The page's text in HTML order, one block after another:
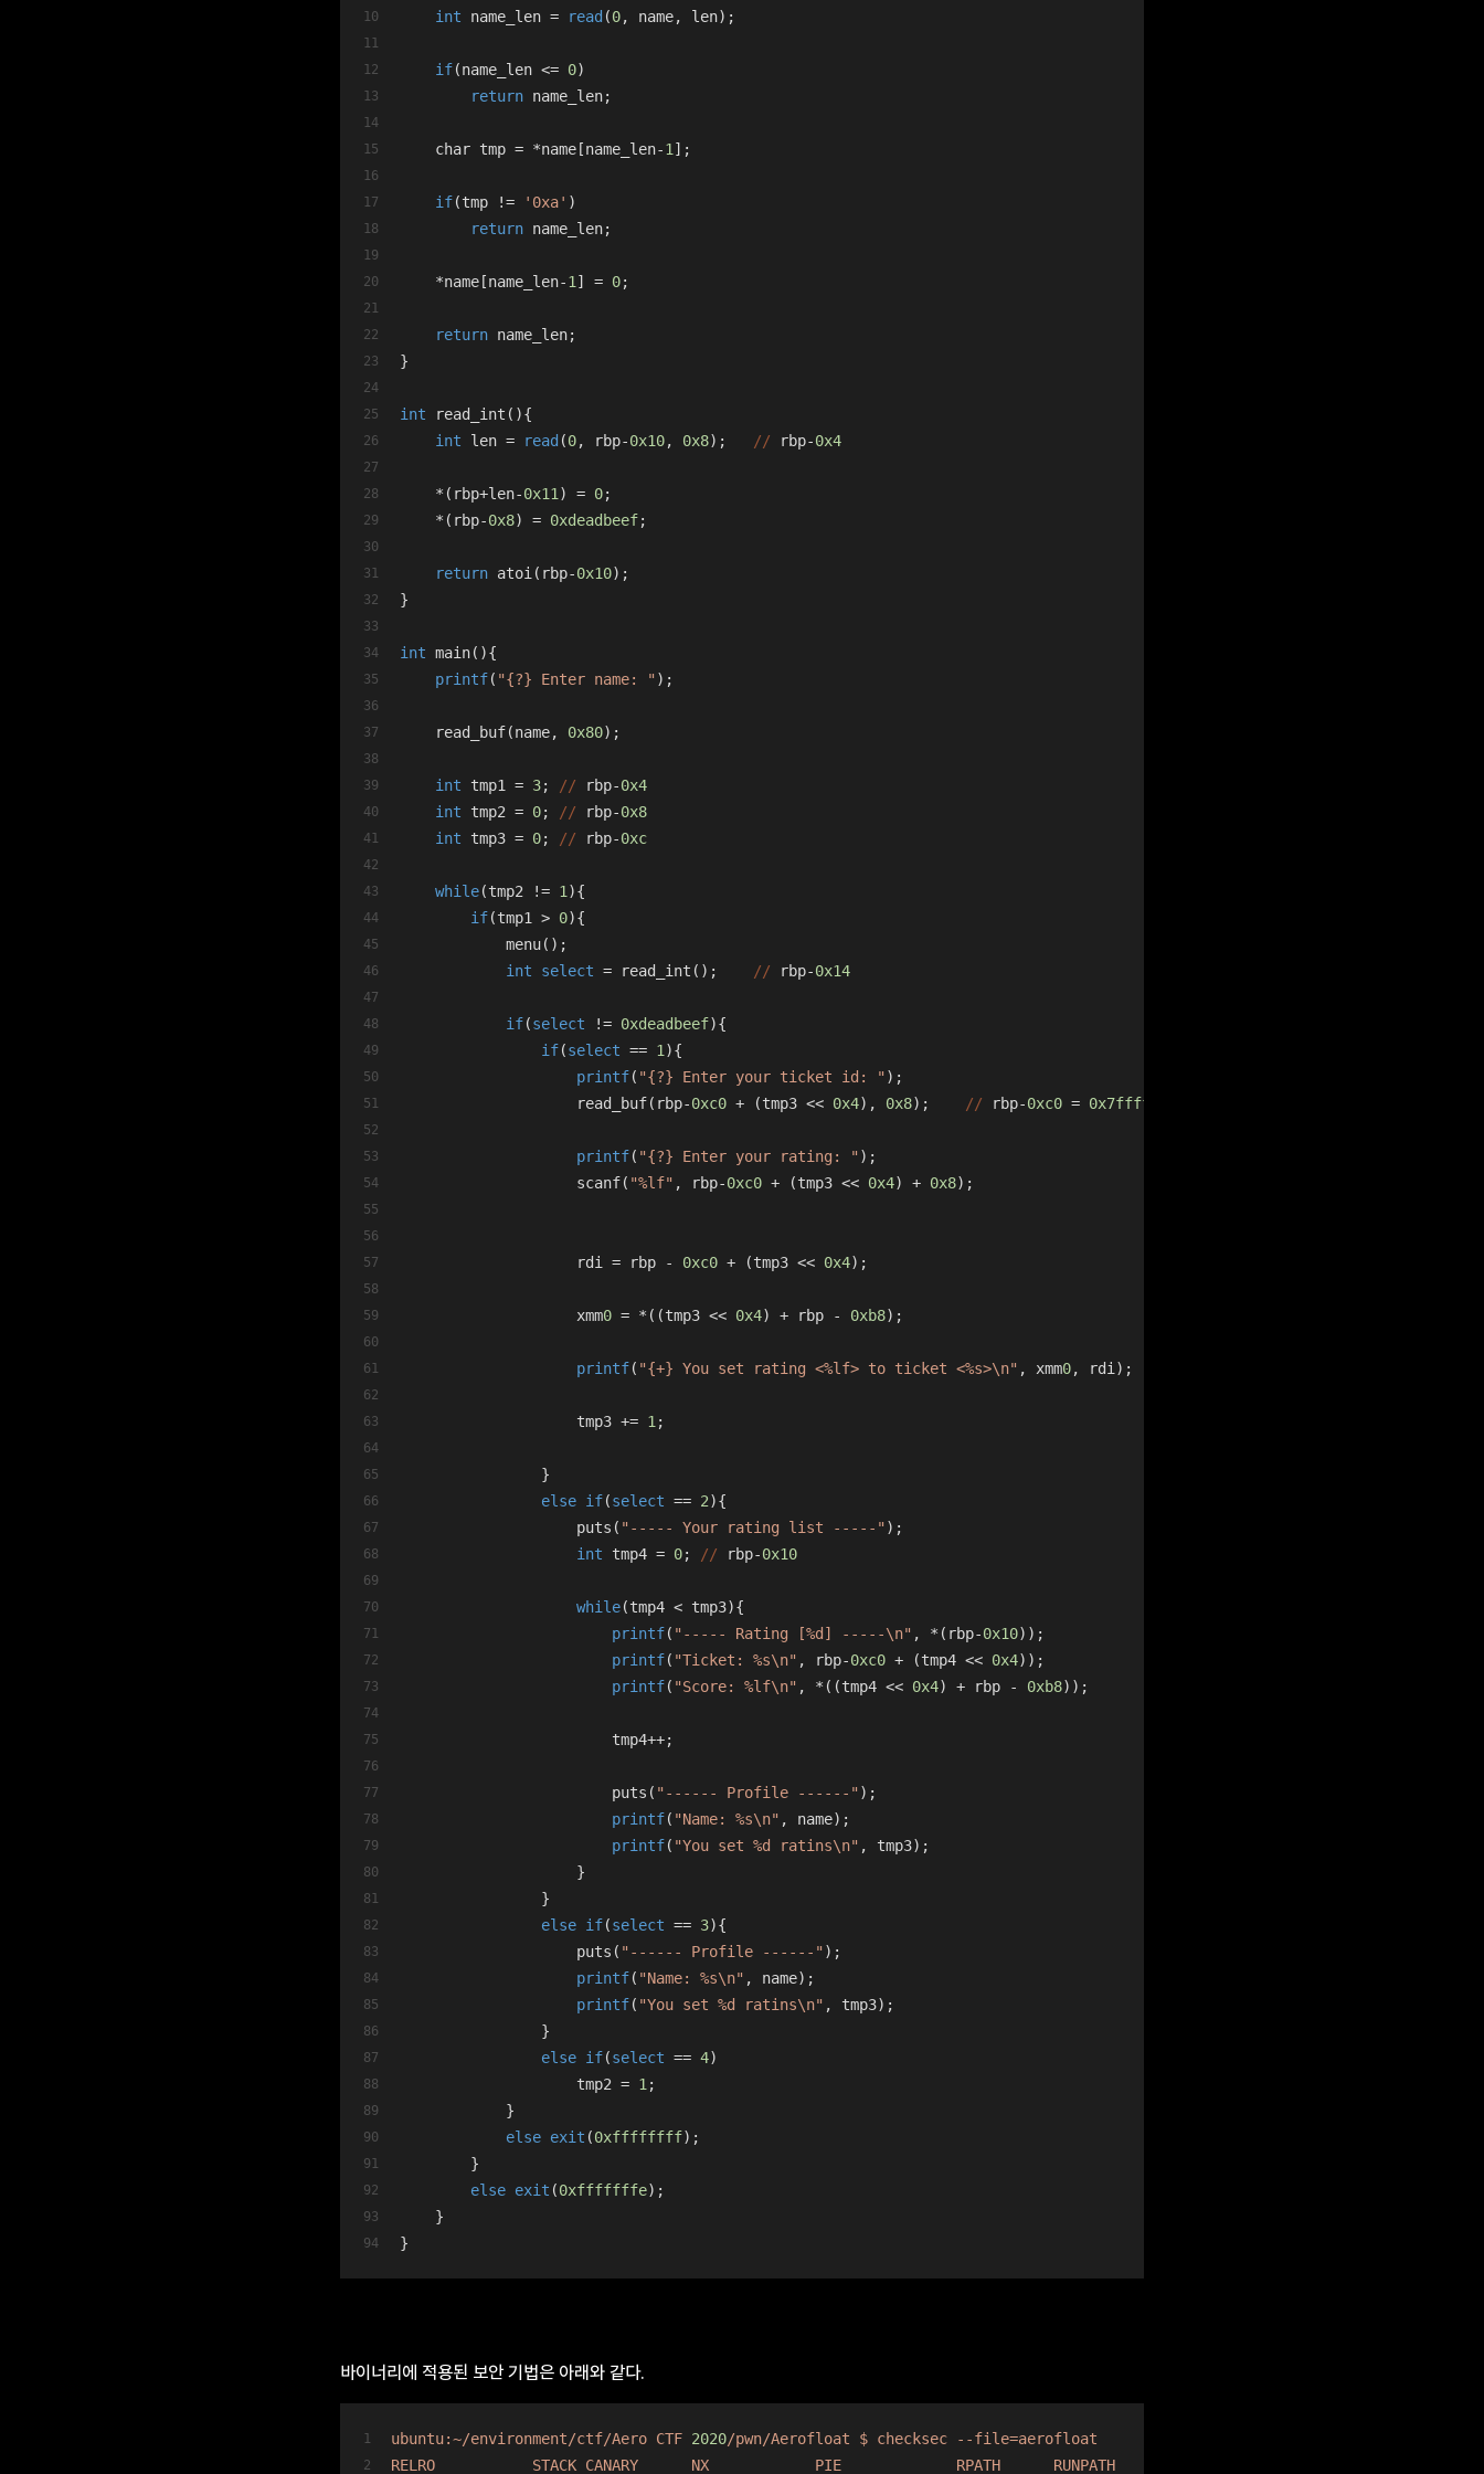
int name_len = read (0, name, len);
if(name_len <= 0)
return name_len;
    char tmp = *name[name_len-
1 ];
if(tmp != '0xa' )
return name_len;
    *name[name_len-
1 ] = 0;
return name_len;
}
int read_int(){
int len = read (0, rbp-0x10, 0x8); // rbp-0x4
    *(rbp+len-
0x11 ) = 0;
    *(rbp-
0x8) = 0xdeadbeef;
return atoi(rbp-0x10);
}
int main(){
printf( "{?} Enter name: " );
    read_buf(name,
0x80);
int tmp1 = 3; // rbp-0x4
int tmp2 = 0; // rbp-0x8
int tmp3 = 0; // rbp-0xc
while(tmp2 != 1 ){
if(tmp1 > 0){
            menu();
int
select = read_int(); // rbp-0x14
if(select != 0xdeadbeef){
if(select == 1 ){
printf( "{?} Enter your ticket id: " );
                    read_buf(rbp-
0xc0 + (tmp3 << 0x4), 0x8); // rbp-0xc0 = 0x7fffffffe4b0
printf( "{?} Enter your rating: " );
                    scanf(
"%lf" , rbp-0xc0 + (tmp3 << 0x4) + 0x8);
                    rdi = rbp -
0xc0 + (tmp3 << 0x4);
                    xmm
0 = *((tmp3 << 0x4) + rbp - 0xb8);
printf( "{+} You set rating <%lf> to ticket <%s>\n" , xmm0, rdi);
                    tmp3 +=
1 ;
                }
else if(select == 2){
                    puts(
"----- Your rating list -----" );
int tmp4 = 0; // rbp-0x10
while(tmp4 < tmp3){
printf( "----- Rating [%d] -----\n" , *(rbp-0x10));
printf( "Ticket: %s\n" , rbp-0xc0 + (tmp4 << 0x4));
printf( "Score: %lf\n" , *((tmp4 << 0x4) + rbp - 0xb8));
                        tmp4++;
                        puts(
"------ Profile ------" );
printf( "Name: %s\n" , name);
printf( "You set %d ratins\n" , tmp3);
                    }
                }
else if(select == 3){
                    puts(
"------ Profile ------" );
printf( "Name: %s\n" , name);
printf( "You set %d ratins\n" , tmp3);
                }
else if(select == 4)
                    tmp2 =
1 ;
            }
else exit (0xffffffff);
        }
else exit (0xfffffffe);
    }
}
바이너리에 적용된 보안 기법은 아래와 같다.
ubuntu:~/environment/ctf/Aero CTF 2020/pwn/Aerofloat $ checksec
--file=aerofloat
RELRO
STACK CANARY NX PIE RPATH RUNPATH